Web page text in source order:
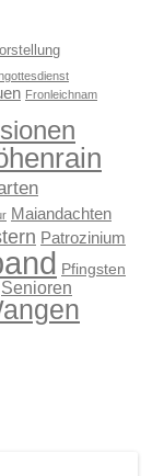
Fronleichnam
Maiandachten
Patrozinium
Pfingsten
Senioren